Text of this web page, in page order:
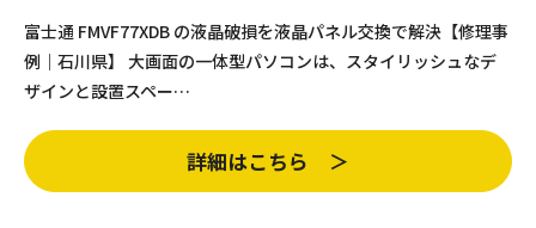
富士通 FMVF77XDB の液晶破損を液晶パネル交換で解決【修理事
例｜石川県】 大画面の一体型パソコンは、スタイリッシュなデ
ザインと設置スペー…
詳細はこちら ＞